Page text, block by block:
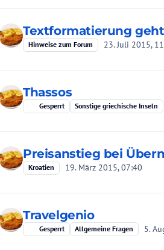
Textformatierung
Hinweise zum Forum 23. Juli 2015,
Thassos
Gesperrt Sonstige griechische Inseln
Preisanstieg bei
Kroatien 19. März 2015, 07:40
Travelgenio
Gesperrt Allgemeine Fragen 5.